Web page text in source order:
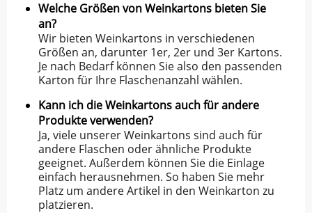
Welche Größen von Weinkartons bieten Sie
an?
Wir bieten Weinkartons in verschiedenen
Größen an, darunter 1er, 2er und 3er Kartons.
Je nach Bedarf können Sie also den passenden
Karton für Ihre Flaschenanzahl wählen.
Kann ich die Weinkartons auch für andere
Produkte verwenden?
Ja, viele unserer Weinkartons sind auch für
andere Flaschen oder ähnliche Produkte
geeignet. Außerdem können Sie die Einlage
einfach herausnehmen. So haben Sie mehr
Platz um andere Artikel in den Weinkarton zu
platzieren.